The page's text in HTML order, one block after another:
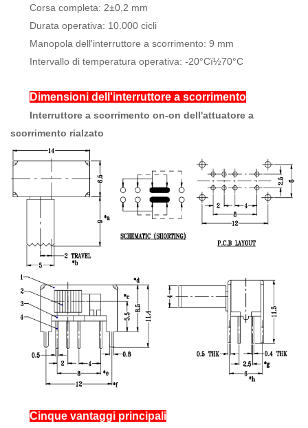
Corsa completa: 2±0,2 mm
Durata operativa: 10.000 cicli
Manopola dell'interruttore a scorrimento: 9 mm
Intervallo di temperatura operativa: -20°Cï½70°C
Dimensioni dell'interruttore a scorrimento
Interruttore a scorrimento on-on dell'attuatore a
scorrimento rialzato
Cinque vantaggi principali